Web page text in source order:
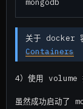
关于 docker 容
Containers
4）使用 volume
虽然成功启动了